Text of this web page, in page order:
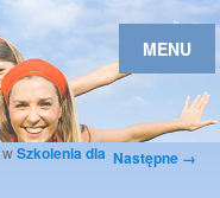
MENU
Nawigacja
Następne →
wSzkolenia dla